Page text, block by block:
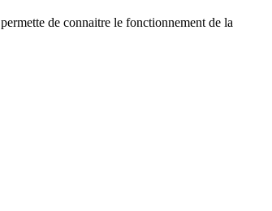
de connaitre le fonctionnement de la